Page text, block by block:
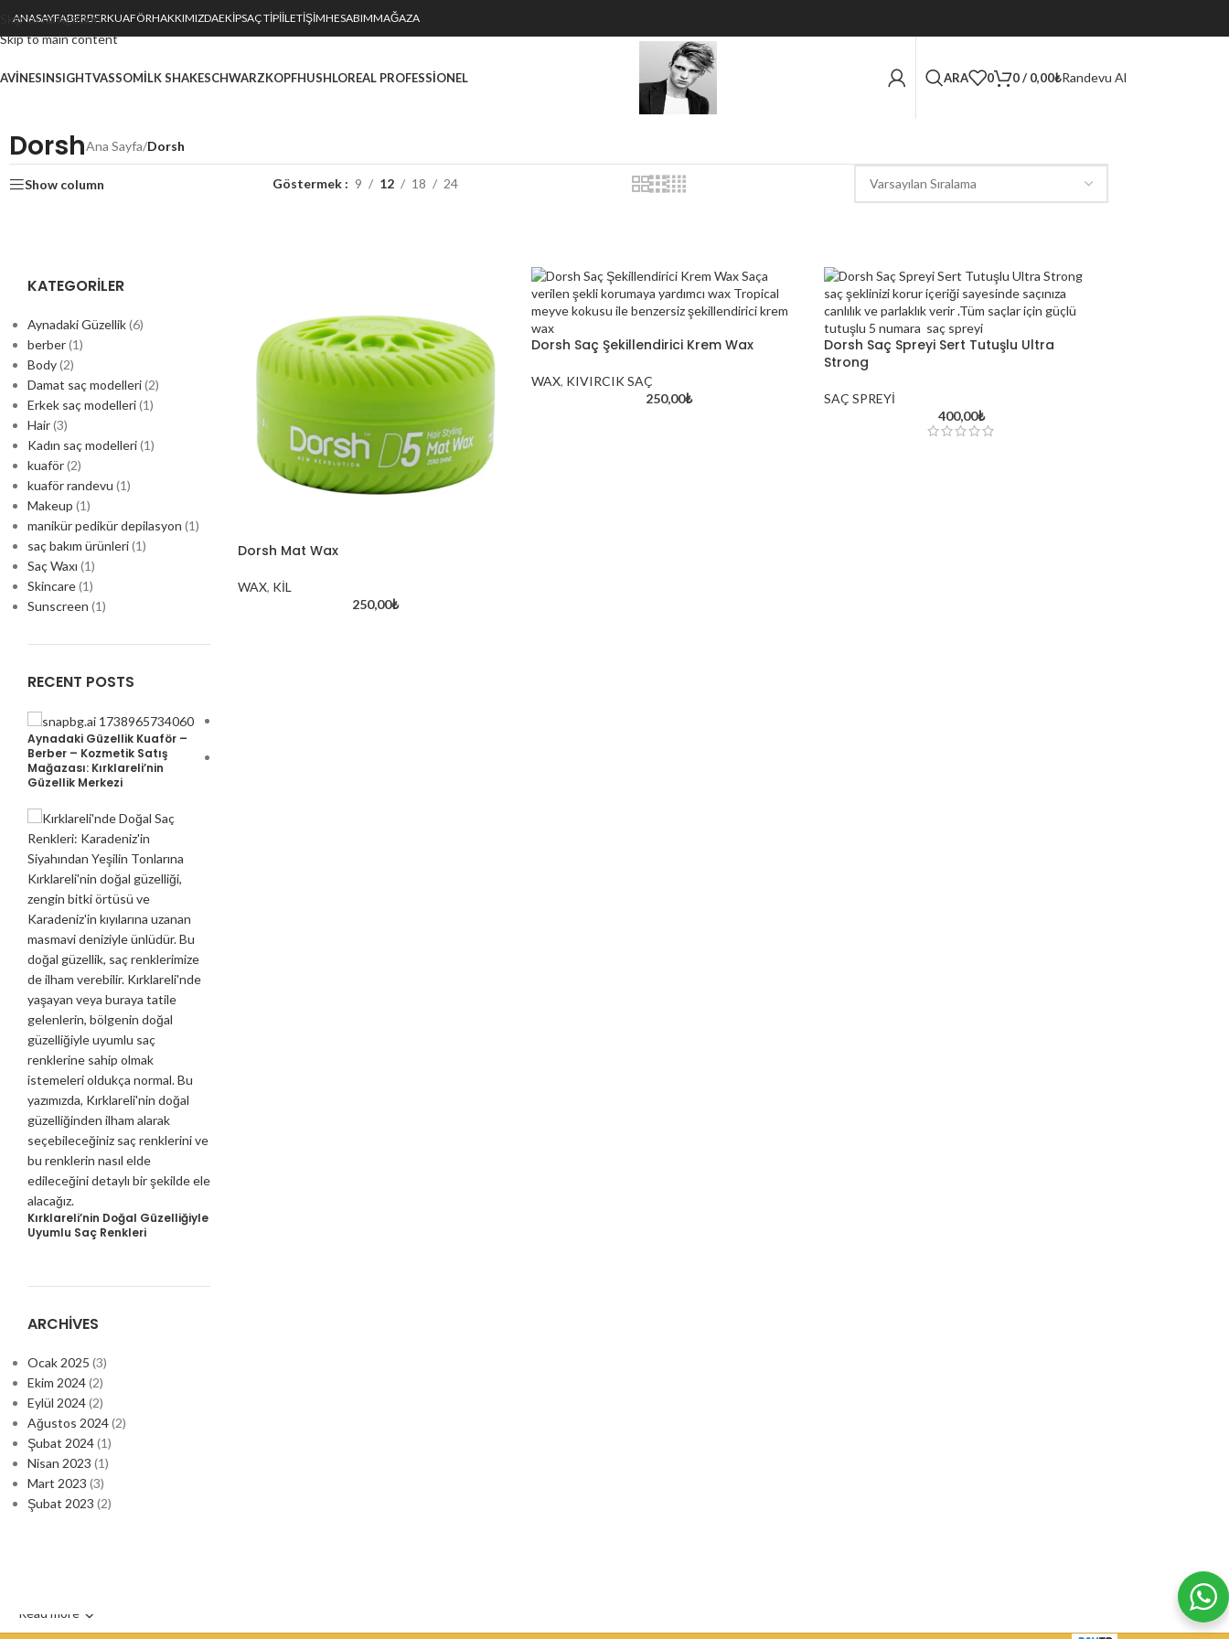
Skip to navigation
Skip to main content
ANASAYFABERBERKUAFÖRHAKKIMIZDAEKIPSAÇ TİPİİLETIŞIMHESABIMMAĞAZA
INSIGHTVASSOMILK SHAKESCHWARZKOPFHUSHLOREAL PROFESSIONEL ARA 0 0/ 0,00₺Randevu Al
DorshAna Sayfa/Dorsh
Show column Göstermek 9 12 18 24
KATEGORILER
Aynadaki Güzellik(6)
berber(1)
Body(2)
Damat saç modelleri(2)
Erkek saç modelleri(1)
Hair(3)
Kadın saç modelleri(1)
kuaför(2)
kuaför randevu (1)
Makeup (1)
manikür pedikür depilasyon (1)
saç bakım ürünleri(1)
Saç Waxı (1)
Skincare(1)
Sunscreen (1)
RECENT POSTS
Aynadaki Güzellik Kuaför –
Berber – Kozmetik Satış
Mağazası: Kırklareli’nin
Güzellik Merkezi
Kırklareli’nin Doğal Güzelliğiyle
Uyumlu Saç Renkleri
ARCHIVES
Ocak 2025 (3)
Ekim 2024(2)
Eylül 2024(2)
Ağustos 2024(2)
Şubat 2024(1)
Nisan 2023 (1)
Mart 2023 (3)
Şubat 2023 (2)
Dorsh Mat Wax
WAX, KİL
250,00₺
Dorsh Saç Şekillendirici Krem Wax
WAX, KIVIRCIK SAÇ
250,00₺
Dorsh Saç Spreyi Sert Tutuşlu Ultra
Strong
SAÇ SPREYİ
400,00₺
Read more